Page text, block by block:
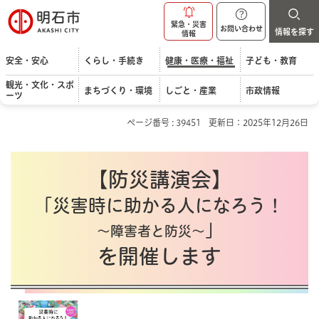
明石市
緊急・災害
情報
お問い合わせ 情報を探す
安全・安心 くらし・手続き 健康・医療・福祉 子ども・教育
観光・文化・スポ
ーツ
まちづくり・環境 しごと・産業 市政情報
ページ番号 : 39451 更新日：2025年12月26日
【防災講演会】
「災害時に助かる人になろう！
～障害者と防災～
を開催します